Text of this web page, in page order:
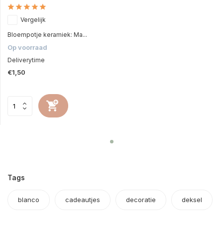
Vergelijk
Bloempotje keramiek: Ma...
Op voorraad
Deliverytime
€1,50
Tags
blanco cadeautjes decoratie deksel